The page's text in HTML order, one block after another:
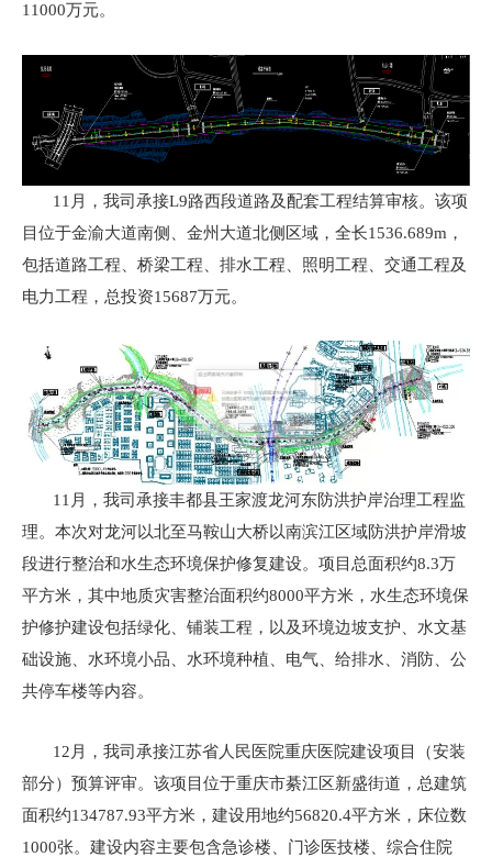
11000万元。
11月，我司承接L9路西段道路及配套工程结算审核。该项
目位于金渝大道南侧、金州大道北侧区域，全长1536.689m，
包括道路工程、桥梁工程、排水工程、照明工程、交通工程及
电力工程，总投资15687万元。
11月，我司承接丰都县王家渡龙河东防洪护岸治理工程监
理。本次对龙河以北至马鞍山大桥以南滨江区域防洪护岸滑坡
段进行整治和水生态环境保护修复建设。项目总面积约8.3万
平方米，其中地质灾害整治面积约8000平方米，水生态环境保
护修护建设包括绿化、铺装工程，以及环境边坡支护、水文基
础设施、水环境小品、水环境种植、电气、给排水、消防、公
共停车楼等内容。
12月，我司承接江苏省人民医院重庆医院建设项目（安装
部分）预算评审。该项目位于重庆市綦江区新盛街道，总建筑
面积约134787.93平方米，建设用地约56820.4平方米，床位数
1000张。建设内容主要包含急诊楼、门诊医技楼、综合住院